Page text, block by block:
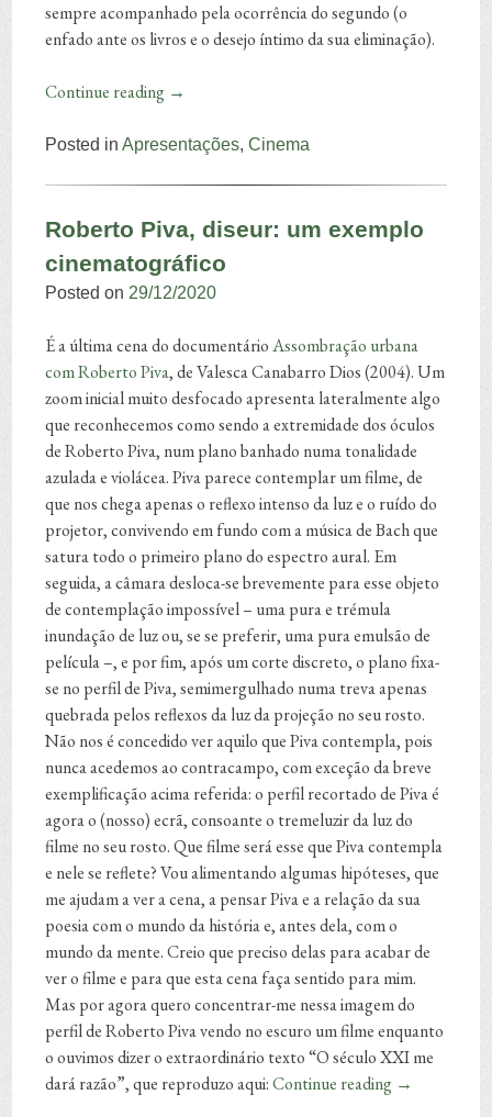
sempre acompanhado pela ocorrência do segundo (o
enfado ante os livros e o desejo íntimo da sua eliminação).
Continue reading →
Posted inApresentações,Cinema
Roberto Piva, diseur: um exemplo
cinematográfico
Posted on 29/12/2020
É a última cena do documentárioAssombração urbana
com Roberto Piva, de Valesca Canabarro Dios (2004). Um
zoom inicial muito desfocado apresenta lateralmente algo
que reconhecemos como sendo a extremidade dos óculos
de Roberto Piva, num plano banhado numa tonalidade
azulada e violácea. Piva parece contemplar um filme, de
que nos chega apenas o reflexo intenso da luz e o ruído do
projetor, convivendo em fundo com a música de Bach que
satura todo o primeiro plano do espectro aural. Em
seguida, a câmara desloca-se brevemente para esse objeto
de contemplação impossível – uma pura e trémula
inundação de luz ou, se se preferir, uma pura emulsão de
película –, e por fim, após um corte discreto, o plano fixa-
se no perfil de Piva, semimergulhado numa treva apenas
quebrada pelos reflexos da luz da projeção no seu rosto.
Não nos é concedido ver aquilo que Piva contempla, pois
nunca acedemos ao contracampo, com exceção da breve
exemplificação acima referida: o perfil recortado de Piva é
agora o (nosso) ecrã, consoante o tremeluzir da luz do
filme no seu rosto. Que filme será esse que Piva contempla
e nele se reflete? Vou alimentando algumas hipóteses, que
me ajudam a ver a cena, a pensar Piva e a relação da sua
poesia com o mundo da história e, antes dela, com o
mundo da mente. Creio que preciso delas para acabar de
ver o filme e para que esta cena faça sentido para mim.
Mas por agora quero concentrar-me nessa imagem do
perfil de Roberto Piva vendo no escuro um filme enquanto
o ouvimos dizer o extraordinário texto “O século XXI me
dará razão”, que reproduzo aqui:Continue reading →